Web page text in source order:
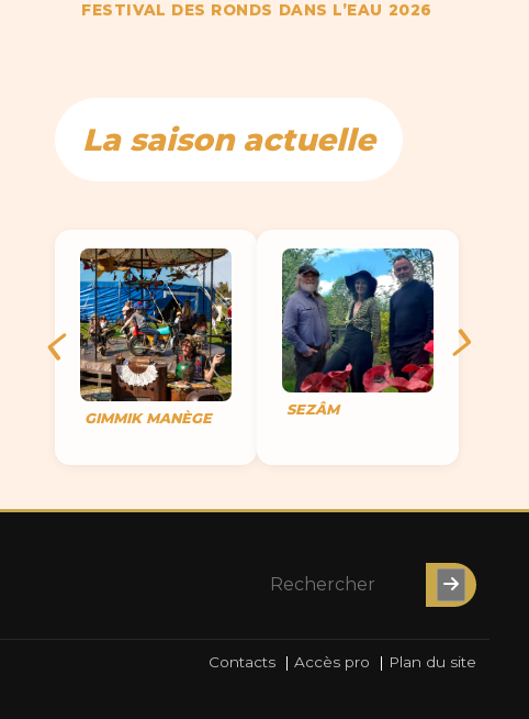
FESTIVAL DES RONDS DANS L’EAU 2026
La saison actuelle
GIMMIK MANÈGE
SEZÂM
Contacts | Accès pro | Plan du site